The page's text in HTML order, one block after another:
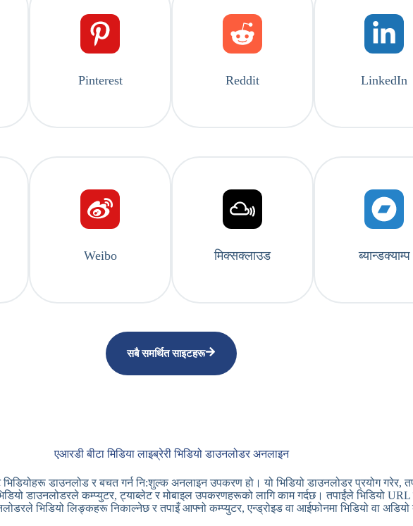
Pinterest Reddit LinkedIn
Weibo मिक्सक्लाउड ब्यान्डक्याम्प
सबै समर्थित साइटहरू
एआरडी बीटा मिडिया लाइब्रेरी भिडियो डाउनलोडर अनलाइन
डाउनलोड र बचत गर्न नि:शुल्क अनलाइन उपकरण हो। यो भिडियो डाउनलोडर प्रयोग गरेर,
डाउनलोडरले कम्प्युटर, ट्याब्लेट र मोबाइल उपकरणहरूको लागि काम गर्दछ। तपाईंले भिडियो URL
भिडियो लिङ्कहरू निकाल्नेछ र तपाइँ आफ्नो कम्प्युटर, एन्ड्रोइड वा आईफोनमा भिडियो वा